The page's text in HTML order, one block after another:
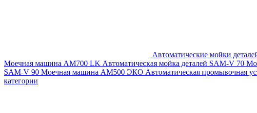
Автоматические мойки
Моечная машина AM700 LK Автоматическая мойка деталей SAM-V 70
SAM-V 90 Моечная машина АМ500 ЭКО Автоматическая промывочная
категории